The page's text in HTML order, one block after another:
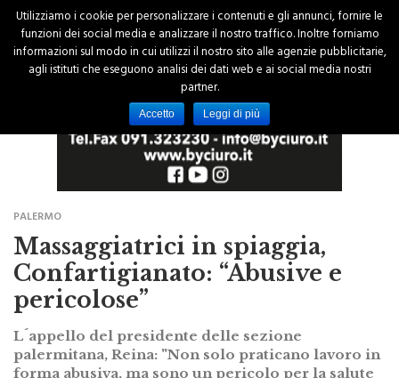
PALERMO
Massaggiatrici in spiaggia,
Confartigianato: “Abusive e
pericolose”
L´appello del presidente delle sezione
palermitana, Reina: "Non solo praticano lavoro in
forma abusiva, ma sono un pericolo per la salute
dei bagnanti"
Utilizziamo i cookie per personalizzare i contenuti e gli annunci, fornire le
funzioni dei social media e analizzare il nostro traffico. Inoltre forniamo
informazioni sul modo in cui utilizzi il nostro sito alle agenzie pubblicitarie,
agli istituti che eseguono analisi dei dati web e ai social media nostri
partner.
Accetto Leggi di più